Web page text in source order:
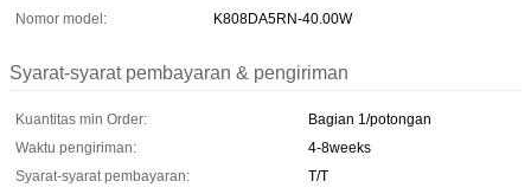
Nomor model:
K808DA5RN-40.00W
Syarat-syarat pembayaran & pengiriman
Kuantitas min Order:
Bagian 1/potongan
Waktu pengiriman:
4-8weeks
Syarat-syarat pembayaran:
T/T